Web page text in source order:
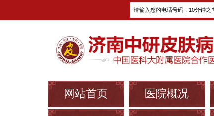
网站首页 医院概况